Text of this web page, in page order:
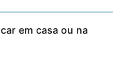
em casa ou na